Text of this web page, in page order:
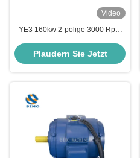
Video
YE3 160kw 2-polige 3000 Rpm
Asynchrone Induktionsmotor für
Ventilator
Plaudern Sie Jetzt